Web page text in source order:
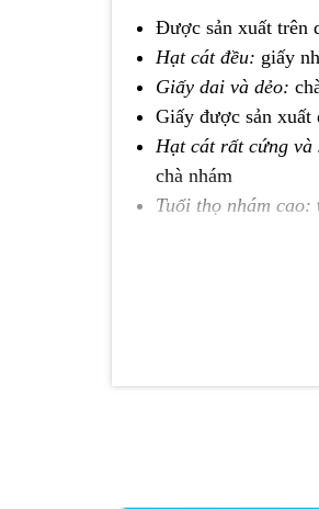
Được sản xuất trên
Hạt cát đều: giấy
Giấy dai và dẻo:
Giấy được sản xuất
Hạt cát rất cứng và
chà nhám
Tuổi thọ nhám cao: